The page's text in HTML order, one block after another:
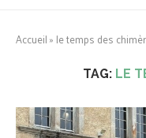
Accueil» le temps des
TAG: LE